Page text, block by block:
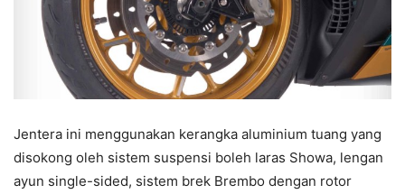
Jentera ini menggunakan kerangka aluminium tuang yang
disokong oleh sistem suspensi boleh laras Showa, lengan
ayun single-sided, sistem brek Brembo dengan rotor